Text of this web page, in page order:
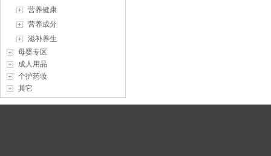
营养健康
营养成分
滋补养生
母婴专区
成人用品
个护药妆
其它